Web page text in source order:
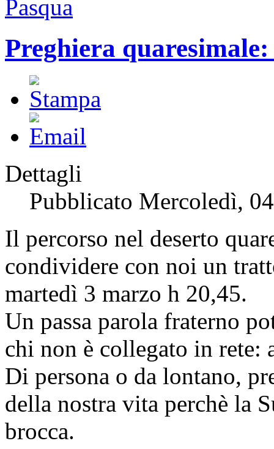
Pasqua
Preghiera
Dettagli
Pubblicato Mercoledì,
Il percorso nel deserto
condividere con noi un
martedì 3 marzo h 20,45.
Un passa parola fraterno
chi non è collegato in rete:
Di persona o da lontano,
della nostra vita perchè la
brocca.